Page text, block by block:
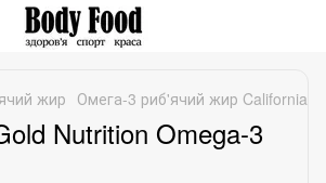
жир Омега-3 риб'ячий жир California
Nutrition Omega-3